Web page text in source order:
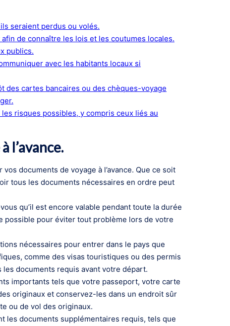
seraient perdus ou volés.
de connaître les lois et les coutumes locales.
publics.
avec les habitants locaux si
des cartes bancaires ou des chèques-voyage
risques possibles, y compris ceux liés au
l’avance.
documents de voyage à l’avance. Que ce soit
tous les documents nécessaires en ordre peut
qu’il est encore valable pendant toute la durée
possible pour éviter tout problème lors de votre
nécessaires pour entrer dans le pays que
comme des visas touristiques ou des permis
documents requis avant votre départ.
importants tels que votre passeport, votre carte
originaux et conservez-les dans un endroit sûr
ou de vol des originaux.
les documents supplémentaires requis, tels que